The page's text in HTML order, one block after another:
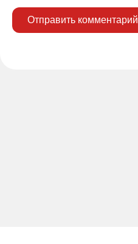
Отправить комментарий